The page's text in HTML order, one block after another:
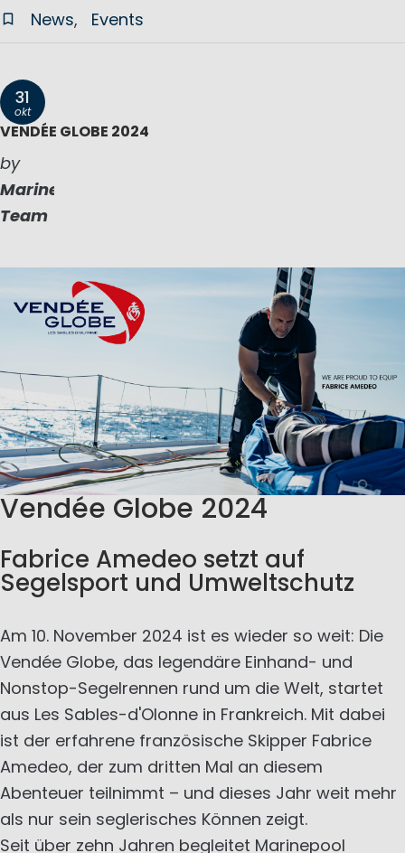
News Events
31
okt
VENDÉE GLOBE 2024
by
Marinepool
Team
Vendée Globe 2024
Fabrice Amedeo setzt auf
Segelsport und Umweltschutz
Am 10. November 2024 ist es wieder so weit: Die
Vendée Globe, das legendäre Einhand- und
Nonstop-Segelrennen rund um die Welt, startet
aus Les Sables-d'Olonne in Frankreich. Mit dabei
ist der erfahrene französische Skipper Fabrice
Amedeo, der zum dritten Mal an diesem
Abenteuer teilnimmt – und dieses Jahr weit mehr
als nur sein seglerisches Können zeigt.
Seit über zehn Jahren begleitet Marinepool